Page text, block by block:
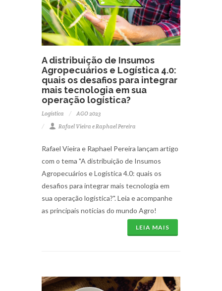
A distribuição de Insumos
Agropecuários e Logística 4.0:
quais os desafios para integrar
mais tecnologia em sua
operação logística?
Logística
AGO 2023
Rafael Vieira e Raphael Pereira
Rafael Vieira e Raphael Pereira lançam artigo
com o tema "A distribuição de Insumos
Agropecuários e Logística 4.0: quais os
desafios para integrar mais tecnologia em
sua operação logística?". Leia e acompanhe
as principais notícias do mundo Agro!
LEIA MAIS